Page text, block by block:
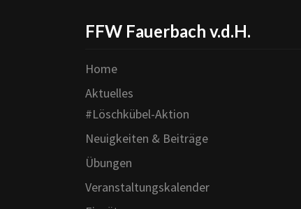
FFW Fauerbach v.d.H.
Home
Aktuelles
#Löschkübel-Aktion
Neuigkeiten & Beiträge
Übungen
Veranstaltungskalender